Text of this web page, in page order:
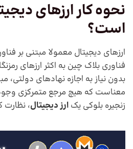
نحوه کار ارزهای
است؟
ارزهای دیجیتال معمولا مبتنی بر
فناوری بلاک چین به اکثر ارزهای
بدون نیاز به اجازه نهادهای دولتی،
معناست که هیچ مرجع متمرکزی
زنجیره بلوکی یک ارز دیجیتال، نظارت